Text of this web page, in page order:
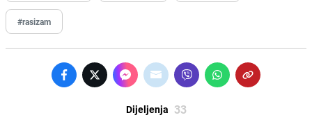
#rasizam
Dijeljenja 33